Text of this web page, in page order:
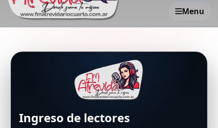
Menu
Ingreso de lectores